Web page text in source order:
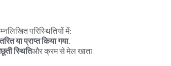
परिस्थितियों में:
या प्राप्त किया गया.
स्थितिऔर क्रम से मेल खाता